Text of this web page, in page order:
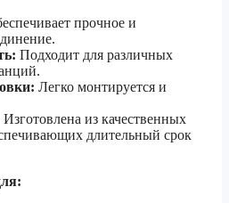
прочное и
Подходит для различных
Легко монтируется и
Изготовлена из качественных
длительный срок